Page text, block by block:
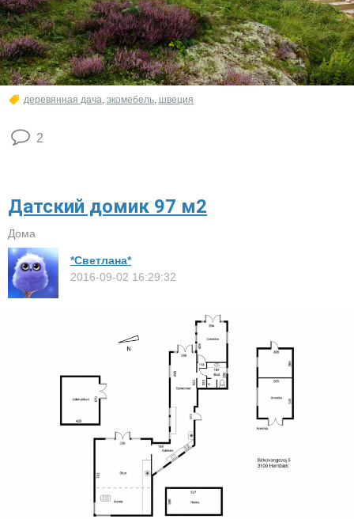
деревянная дача, экомебель, швеция
2
Датский домик 97 м2
Дома
*Светлана*
2016-09-02 16:29:32